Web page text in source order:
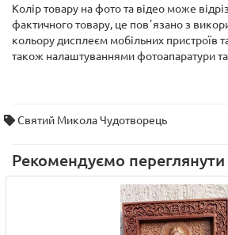
Колір товару на фото та відео може
фактичного товару, це повʼязано з
кольору дисплеєм мобільних пристроїв
також налаштуваннями фотоапаратури
Святий Микола Чудотворець
Рекомендуємо переглянути